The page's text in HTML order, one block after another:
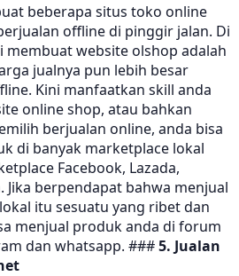
beberapa situs toko online
offline di pinggir jalan. Di
membuat website olshop adalah
jualnya pun lebih besar
Kini manfaatkan skill anda
online shop, atau bahkan
berjualan online, anda bisa
di banyak marketplace lokal
Facebook, Lazada,
Jika berpendapat bahwa menjual
itu sesuatu yang ribet dan
menjual produk anda di forum
dan whatsapp. ###5. Jualan